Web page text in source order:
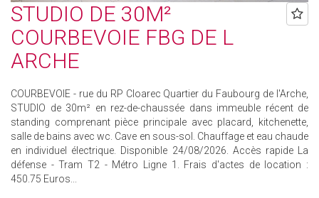
STUDIO DE 30M²
COURBEVOIE FBG DE L
ARCHE
COURBEVOIE - rue du RP Cloarec Quartier du Faubourg de l'Arche,
STUDIO de 30m² en rez-de-chaussée dans immeuble récent de
standing comprenant pièce principale avec placard, kitchenette,
salle de bains avec wc. Cave en sous-sol. Chauffage et eau chaude
en individuel électrique. Disponible 24/08/2026. Accès rapide La
défense - Tram T2 - Métro Ligne 1. Frais d'actes de location :
450.75 Euros...